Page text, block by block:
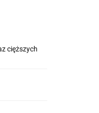
cięższych